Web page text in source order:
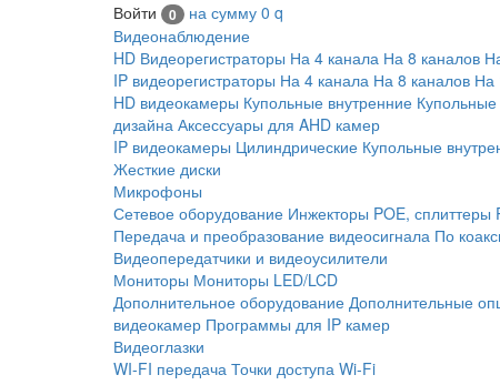
Войти 0 на сумму 0 q
Видеонаблюдение
HD Видеорегистраторы На 4 канала На 8 каналов
IP видеорегистраторы На 4 канала На 8 каналов На
HD видеокамеры Купольные внутренние
дизайна Аксессуары для AHD камер
IP видеокамеры Цилиндрические Купольные
Жесткие диски
Микрофоны
Сетевое оборудование Инжекторы POE, сплиттеры
Передача и преобразование видеосигнала По
Видеопередатчики и видеоусилители
Мониторы Мониторы LED/LCD
Дополнительное оборудование Дополнительные
видеокамер Программы для IP камер
Видеоглазки
WI-FI передача Точки доступа Wi-Fi